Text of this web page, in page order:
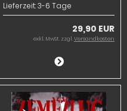
Lieferzeit:3-6 Tage
29,90 EUR
exkl. MwSt. zzgl.Versandkosten